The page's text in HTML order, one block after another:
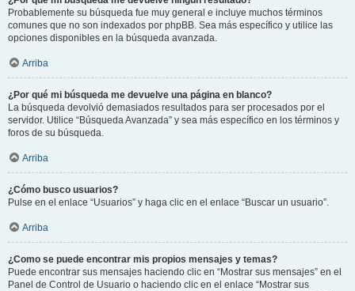
Probablemente su búsqueda fue muy general e incluye muchos términos
comunes que no son indexados por phpBB. Sea más específico y utilice las
opciones disponibles en la búsqueda avanzada.
Arriba
¿Por qué mi búsqueda me devuelve una página en blanco?
La búsqueda devolvió demasiados resultados para ser procesados por el
servidor. Utilice “Búsqueda Avanzada” y sea más específico en los términos y
foros de su búsqueda.
Arriba
¿Cómo busco usuarios?
Pulse en el enlace “Usuarios” y haga clic en el enlace “Buscar un usuario”.
Arriba
¿Como se puede encontrar mis propios mensajes y temas?
Puede encontrar sus mensajes haciendo clic en “Mostrar sus mensajes” en el
Panel de Control de Usuario o haciendo clic en el enlace “Mostrar sus